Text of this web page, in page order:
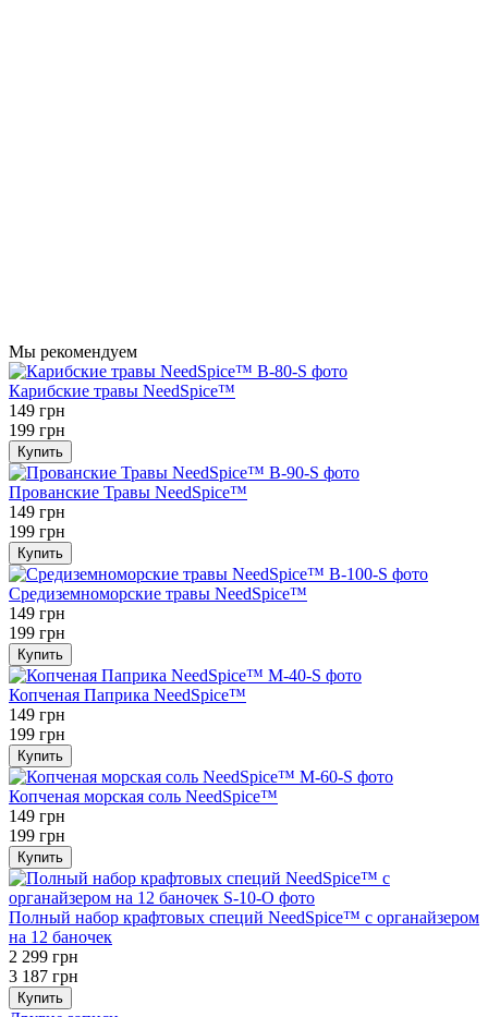
Мы рекомендуем
Карибские травы NeedSpice™
149 грн
199 грн
Купить
Прованские Травы NeedSpice™
149 грн
199 грн
Купить
Средиземноморские травы NeedSpice™
149 грн
199 грн
Купить
Копченая Паприка NeedSpice™
149 грн
199 грн
Купить
Копченая морская соль NeedSpice™
149 грн
199 грн
Купить
Полный набор крафтовых специй NeedSpice™ с органайзером
на 12 баночек
2 299 грн
3 187 грн
Купить